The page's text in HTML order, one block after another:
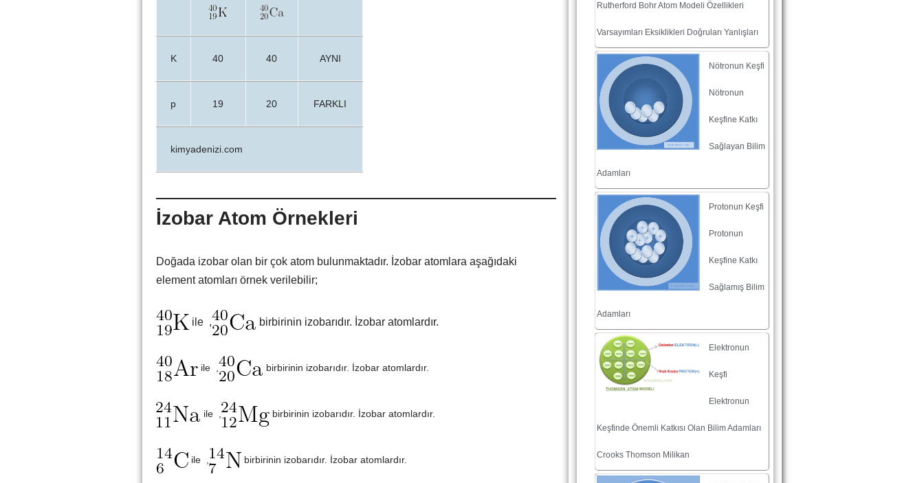
K 40 40 AYNI
p 19 20 FARKLI
kimyadenizi.com
İzobar Atom Örnekleri
Doğada izobar olan bir çok atom bulunmaktadır. İzobar atomlara aşağıdaki
element atomları örnek verilebilir;
ile , birbirinin izobarıdır. İzobar atomlardır.
ile , birbirinin izobarıdır. İzobar atomlardır.
ile , birbirinin izobarıdır. İzobar atomlardır.
ile , birbirinin izobarıdır. İzobar atomlardır.
Rutherford Bohr Atom Modeli Özellikleri
Varsayımları Eksiklikleri Doğruları Yanlışları
Nötronun Keşfi
Nötronun
Keşfine Katkı
Sağlayan Bilim
Adamları
Protonun Keşfi
Protonun
Keşfine Katkı
Sağlamış Bilim
Adamları
Elektronun
Keşfi
Elektronun
Keşfinde Önemli Katkısı Olan Bilim Adamları
Crooks Thomson Milikan